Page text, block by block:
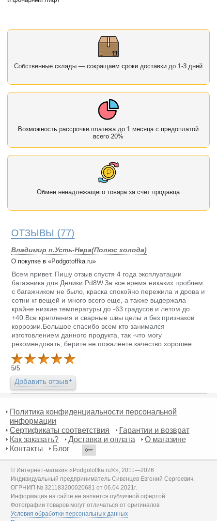
Собственные склады — сокращаем сроки доставки до 1-3 дней
Возможность рассрочки платежа до 1 месяца с предоплатой
всего 20%
Обмен ненадлежащего товара за счет продавца
ОТЗЫВЫ (77)
Владимир п.Усть-Нера(Полюс холода)
О покупке в «Podgotoffka.ru»
Всем привет. Пишу отзыв спустя 4 года эксплуатации
багажника для Делики Pd8W.За все время никаких проблем
с багажником не было, краска спокойно пережила и дрова и
сотни кг вещей и много всего еще, а также выдержала
крайне низкие температуры до -63 градусов и летом до
+40.Все крепления и сварные швы целы и без признаков
коррозии.Большое спасибо всем кто занимался
изготовлением данного продукта, так -что могу
рекомендовать, берите не пожалеете качество хорошее.
5/5
Добавить отзыв
Политика конфиденциальности персональной
информации
Сертификаты соответствия
Гарантии и возврат
Как заказать?
Доставка и оплата
О магазине
Контакты
Блог
© Интернет-магазин «Podgotoffka.ru®», 2011—2026
Индивидуальный предприниматель Сивенцев Евгений Сергеевич,
ОГРНИП № 321183200020681 от 06.04.2021г.
Информация на сайте не является публичной офертой
Фотографии товаров могут отличаться от оригиналов
Условия обработки персональных данных